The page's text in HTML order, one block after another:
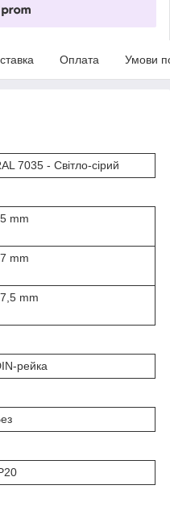
Оплата Умови
7035 - Світло-сірий
mm
mm
mm
рейка